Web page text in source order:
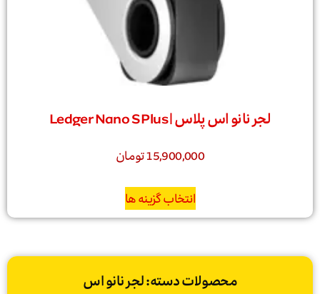
لجر نانو اس پلاس | Ledger Nano S Plus
15,900,000تومان
انتخاب گزینه ها
محصولات دسته: لجر نانو اس